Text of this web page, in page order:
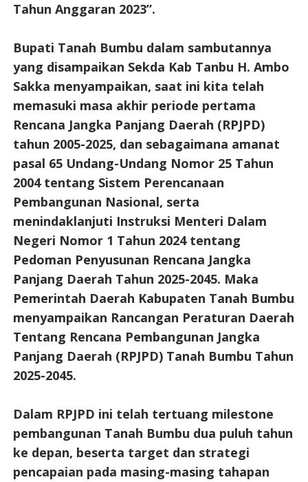
Tahun Anggaran 2023”.
Bupati Tanah Bumbu dalam sambutannya
yang disampaikan Sekda Kab Tanbu H. Ambo
Sakka menyampaikan, saat ini kita telah
memasuki masa akhir periode pertama
Rencana Jangka Panjang Daerah (RPJPD)
tahun 2005-2025, dan sebagaimana amanat
pasal 65 Undang-Undang Nomor 25 Tahun
2004 tentang Sistem Perencanaan
Pembangunan Nasional, serta
menindaklanjuti Instruksi Menteri Dalam
Negeri Nomor 1 Tahun 2024 tentang
Pedoman Penyusunan Rencana Jangka
Panjang Daerah Tahun 2025-2045. Maka
Pemerintah Daerah Kabupaten Tanah Bumbu
menyampaikan Rancangan Peraturan Daerah
Tentang Rencana Pembangunan Jangka
Panjang Daerah (RPJPD) Tanah Bumbu Tahun
2025-2045.
Dalam RPJPD ini telah tertuang milestone
pembangunan Tanah Bumbu dua puluh tahun
ke depan, beserta target dan strategi
pencapaian pada masing-masing tahapan